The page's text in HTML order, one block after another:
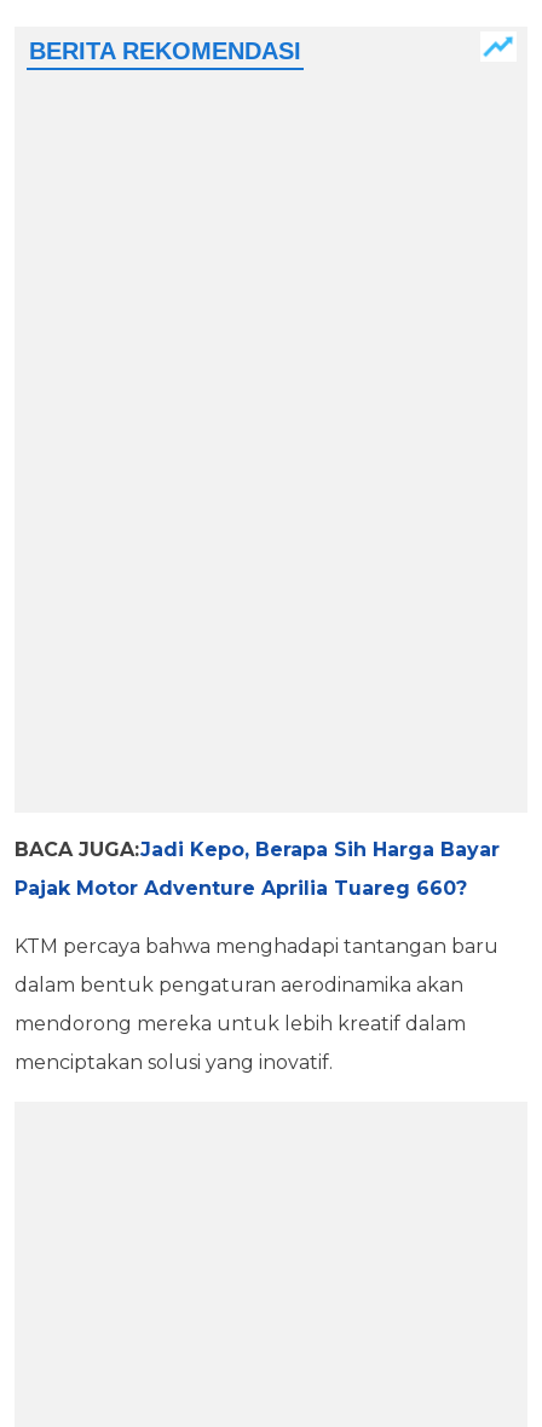
BACA JUGA:Jadi Kepo, Berapa Sih Harga Bayar
Pajak Motor Adventure Aprilia Tuareg 660?
KTM percaya bahwa menghadapi tantangan baru
dalam bentuk pengaturan aerodinamika akan
mendorong mereka untuk lebih kreatif dalam
menciptakan solusi yang inovatif.